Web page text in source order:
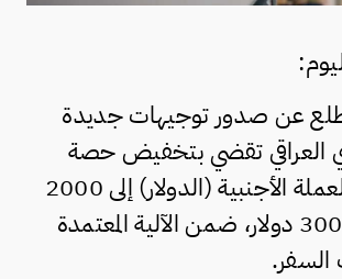
عن صدور توجيهات جديدة
العراقي تقضي بتخفيض حصة
المسافرين من العملة الأجنبية (الدولار) إلى 2000
دولار بدلاً من 3000 دولار، ضمن الآلية المعتمدة
السفر.